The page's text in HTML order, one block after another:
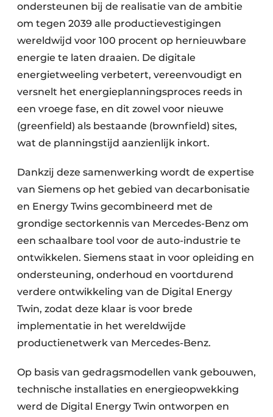
ondersteunen bij de realisatie van de ambitie
om tegen 2039 alle productievestigingen
wereldwijd voor 100 procent op hernieuwbare
energie te laten draaien. De digitale
energietweeling verbetert, vereenvoudigt en
versnelt het energieplanningsproces reeds in
een vroege fase, en dit zowel voor nieuwe
(greenfield) als bestaande (brownfield) sites,
wat de planningstijd aanzienlijk inkort.
Dankzij deze samenwerking wordt de expertise
van Siemens op het gebied van decarbonisatie
en Energy Twins gecombineerd met de
grondige sectorkennis van Mercedes-Benz om
een schaalbare tool voor de auto-industrie te
ontwikkelen. Siemens staat in voor opleiding en
ondersteuning, onderhoud en voortdurend
verdere ontwikkeling van de Digital Energy
Twin, zodat deze klaar is voor brede
implementatie in het wereldwijde
productienetwerk van Mercedes-Benz. ​
Op basis van gedragsmodellen vank gebouwen,
technische installaties en energieopwekking
werd de Digital Energy Twin ontworpen en